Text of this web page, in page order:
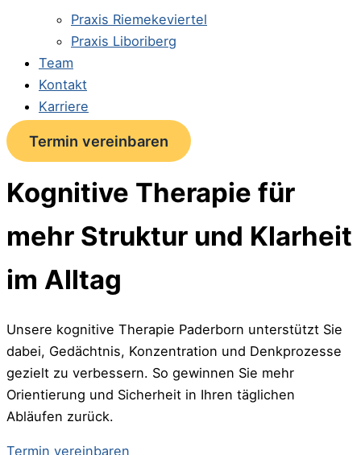
Praxis Riemekeviertel
Praxis Liboriberg
Team
Kontakt
Karriere
Termin vereinbaren
Kognitive Therapie für
mehr Struktur und Klarheit
im Alltag
Unsere kognitive Therapie Paderborn unterstützt Sie
dabei, Gedächtnis, Konzentration und Denkprozesse
gezielt zu verbessern. So gewinnen Sie mehr
Orientierung und Sicherheit in Ihren täglichen
Abläufen zurück.
Termin vereinbaren